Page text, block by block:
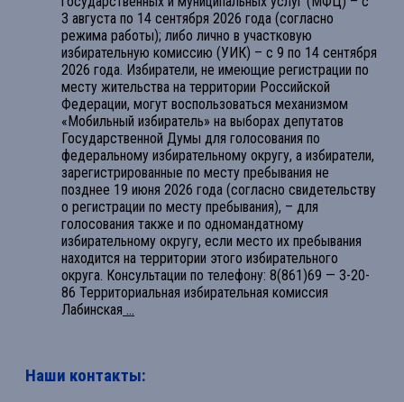
3 августа по 14 сентября 2026 года (согласно
режима работы); либо лично в участковую
избирательную комиссию (УИК) – с 9 по 14 сентября
2026 года. Избиратели, не имеющие регистрации по
месту жительства на территории Российской
Федерации, могут воспользоваться механизмом
«Мобильный избиратель» на выборах депутатов
Государственной Думы для голосования по
федеральному избирательному округу, а избиратели,
зарегистрированные по месту пребывания не
позднее 19 июня 2026 года (согласно свидетельству
о регистрации по месту пребывания), – для
голосования также и по одномандатному
избирательному округу, если место их пребывания
находится на территории этого избирательного
округа. Консультации по телефону: 8(861)69 — 3-20-
86 Территориальная избирательная комиссия
Лабинская ...
Наши контакты: